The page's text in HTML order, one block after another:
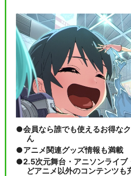
会員なら誰でも使えるお得な
ん
アニメ関連グッズ情報も満載
2.5次元舞台・アニソンライブ
どアニメ以外のコンテンツも